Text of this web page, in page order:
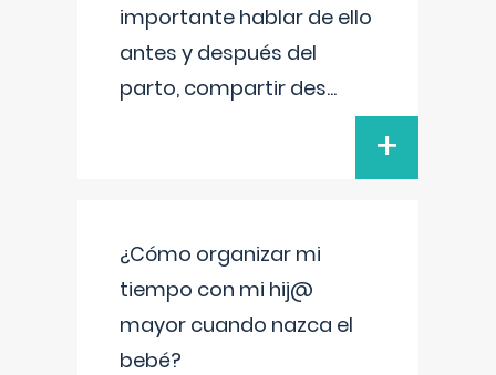
importante hablar de ello
antes y después del
parto, compartir des...
+
¿Cómo organizar mi
tiempo con mi hij@
mayor cuando nazca el
bebé?